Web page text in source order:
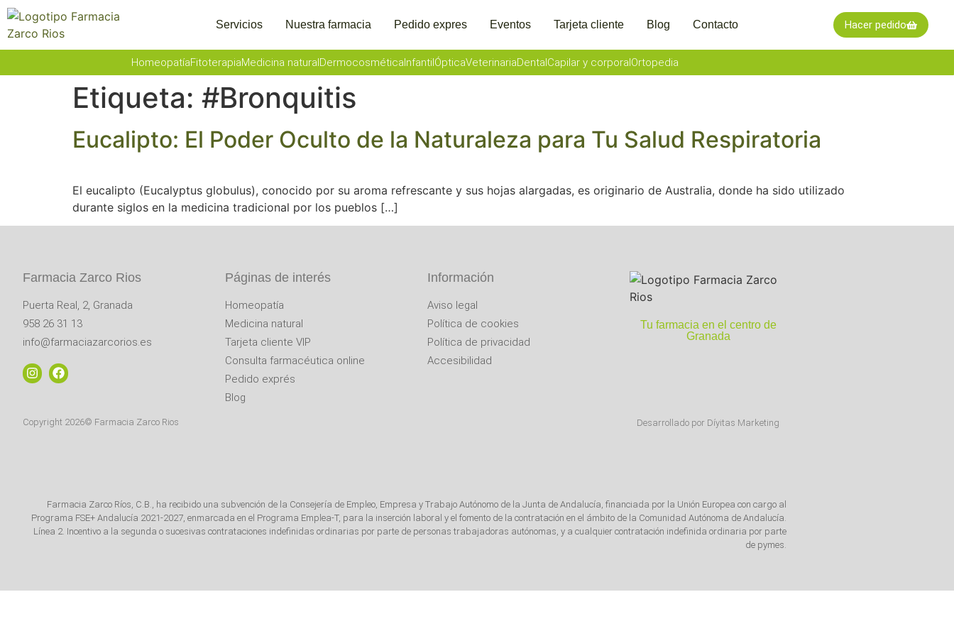
Servicios Nuestra farmacia Pedido expres Eventos Tarjeta cliente Blog Contacto Hacer pedido
HomeopatíaFitoterapiaMedicina naturalDermocosméticaInfantilÓpticaVeterinariaDentalCapilar y corporalOrtopedia
Etiqueta: #Bronquitis
Eucalipto: El Poder Oculto de la Naturaleza para Tu Salud Respiratoria
El eucalipto (Eucalyptus globulus), conocido por su aroma refrescante y sus hojas alargadas, es originario de Australia, donde ha sido utilizado
durante siglos en la medicina tradicional por los pueblos […]
Farmacia Zarco Rios
Puerta Real, 2, Granada
958 26 31 13
info@farmaciazarcorios.es
Copyright 2026© Farmacia Zarco Rios
Páginas de interés
Homeopatía
Medicina natural
Tarjeta cliente VIP
Consulta farmacéutica online
Pedido exprés
Blog
Información
Aviso legal
Política de cookies
Política de privacidad
Accesibilidad
Tu farmacia en el centro de
Granada
Desarrollado por Díyitas Marketing
Farmacia Zarco Ríos, C.B., ha recibido una subvención de la Consejería de Empleo, Empresa y Trabajo Autónomo de la Junta de Andalucía, financiada por la Unión Europea con cargo al
Programa FSE+ Andalucía 2021-2027, enmarcada en el Programa Emplea-T, para la inserción laboral y el fomento de la contratación en el ámbito de la Comunidad Autónoma de Andalucía.
Línea 2. Incentivo a la segunda o sucesivas contrataciones indefinidas ordinarias por parte de personas trabajadoras autónomas, y a cualquier contratación indefinida ordinaria por parte
de pymes.